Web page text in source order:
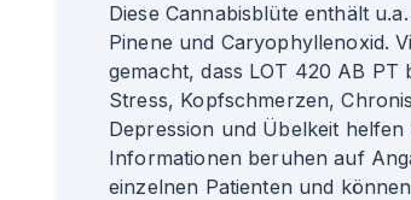
Diese Cannabisblüte enthält
Pinene und Caryophyllenoxid.
gemacht, dass LOT 420 AB PT
Stress, Kopfschmerzen,
Depression und Übelkeit helfen
Informationen beruhen auf
einzelnen Patienten und